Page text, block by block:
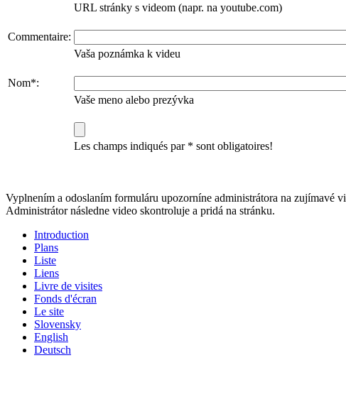
URL stránky s videom (napr. na youtube.com)
Commentaire:
Vaša poznámka k videu
Nom*:
Vaše meno alebo prezývka
Les champs indiqués par * sont obligatoires!
Vyplnením a odoslaním formuláru upozorníne administrátora na zujímavé
Administrátor následne video skontroluje a pridá na stránku.
Introduction
Plans
Liste
Liens
Livre de visites
Fonds d'écran
Le site
Slovensky
English
Deutsch